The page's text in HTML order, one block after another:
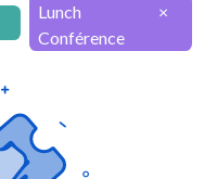
Lunch
Conférence
×